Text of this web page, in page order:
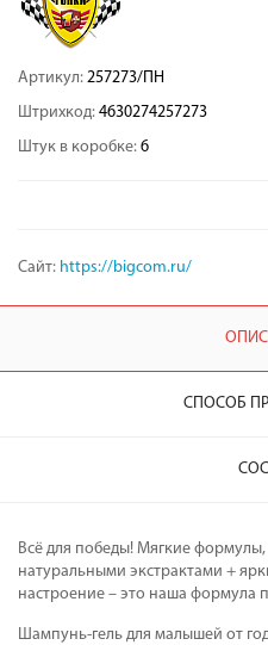
Артикул: 257273/ПН
Штрихкод: 4630274257273
Штук в коробке: 6
Сайт: https://bigcom.ru/
СПОСОБ
Всё для победы! Мягкие
натуральными экстрактами +
настроение – это наша формула
Шампунь-гель для малышей от